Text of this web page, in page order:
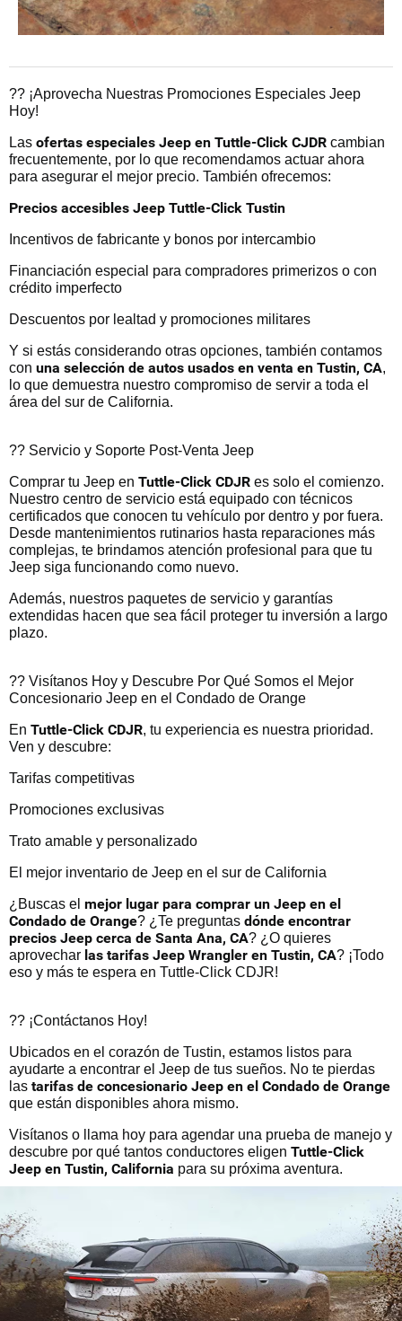
?? ¡Aprovecha Nuestras Promociones Especiales Jeep
Hoy!
Las ofertas especiales Jeep en Tuttle-Click CJDR cambian
frecuentemente, por lo que recomendamos actuar ahora
para asegurar el mejor precio. También ofrecemos:
Precios accesibles Jeep Tuttle-Click Tustin
Incentivos de fabricante y bonos por intercambio
Financiación especial para compradores primerizos o con
crédito imperfecto
Descuentos por lealtad y promociones militares
Y si estás considerando otras opciones, también contamos
con una selección de autos usados en venta en Tustin, CA,
lo que demuestra nuestro compromiso de servir a toda el
área del sur de California.
?? Servicio y Soporte Post-Venta Jeep
Comprar tu Jeep en Tuttle-Click CDJR es solo el comienzo.
Nuestro centro de servicio está equipado con técnicos
certificados que conocen tu vehículo por dentro y por fuera.
Desde mantenimientos rutinarios hasta reparaciones más
complejas, te brindamos atención profesional para que tu
Jeep siga funcionando como nuevo.
Además, nuestros paquetes de servicio y garantías
extendidas hacen que sea fácil proteger tu inversión a largo
plazo.
?? Visítanos Hoy y Descubre Por Qué Somos el Mejor
Concesionario Jeep en el Condado de Orange
En Tuttle-Click CDJR, tu experiencia es nuestra prioridad.
Ven y descubre:
Tarifas competitivas
Promociones exclusivas
Trato amable y personalizado
El mejor inventario de Jeep en el sur de California
¿Buscas el mejor lugar para comprar un Jeep en el
Condado de Orange? ¿Te preguntas dónde encontrar
precios Jeep cerca de Santa Ana, CA? ¿O quieres
aprovechar las tarifas Jeep Wrangler en Tustin, CA? ¡Todo
eso y más te espera en Tuttle-Click CDJR!
?? ¡Contáctanos Hoy!
Ubicados en el corazón de Tustin, estamos listos para
ayudarte a encontrar el Jeep de tus sueños. No te pierdas
las tarifas de concesionario Jeep en el Condado de Orange
que están disponibles ahora mismo.
Visítanos o llama hoy para agendar una prueba de manejo y
descubre por qué tantos conductores eligen Tuttle-Click
Jeep en Tustin, California para su próxima aventura.